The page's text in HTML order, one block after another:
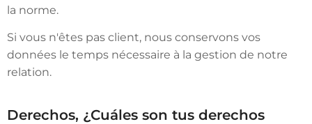
la norme.
Si vous n'êtes pas client, nous conservons vos
données le temps nécessaire à la gestion de notre
relation.
Derechos, ¿Cuáles son tus derechos